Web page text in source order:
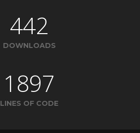
442
DOWNLOADS
1897
LINES OF CODE